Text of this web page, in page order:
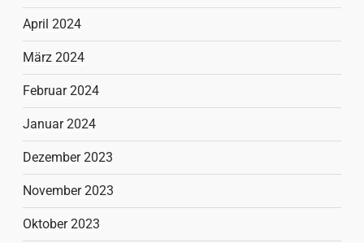
April 2024
März 2024
Februar 2024
Januar 2024
Dezember 2023
November 2023
Oktober 2023